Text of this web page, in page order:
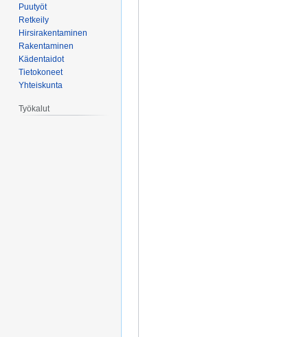
Puutyöt
Retkeily
Hirsirakentaminen
Rakentaminen
Kädentaidot
Tietokoneet
Yhteiskunta
Työkalut